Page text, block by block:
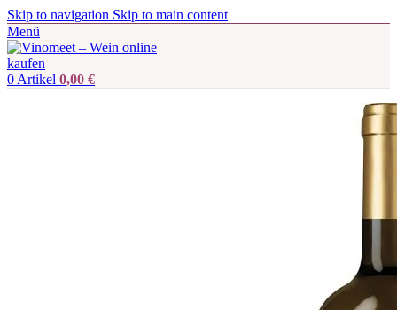
Skip to navigation Skip to main content
Menü
0 Artikel 0,00 €